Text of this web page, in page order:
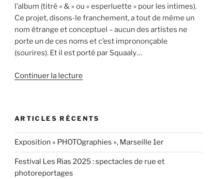
l’album (titré « & » ou « esperluette » pour les intimes).
Ce projet, disons-le franchement, a tout de même un
nom étrange et conceptuel – aucun des artistes ne
porte un de ces noms et c’est imprononçable
(sourires). Et il est porté par Squaaly…
Continuer la lecture
le
26.8.2016 »
ARTICLES RÉCENTS
Exposition « PHOTOgraphies », Marseille 1er
Festival Les Rias 2025 : spectacles de rue et
photoreportages